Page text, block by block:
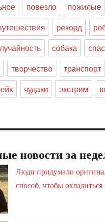
повезло
пожилые
рекорд
собака
творчество
транспорт
чудаки экстрим
новости за
Люди придумали
способ, чтобы